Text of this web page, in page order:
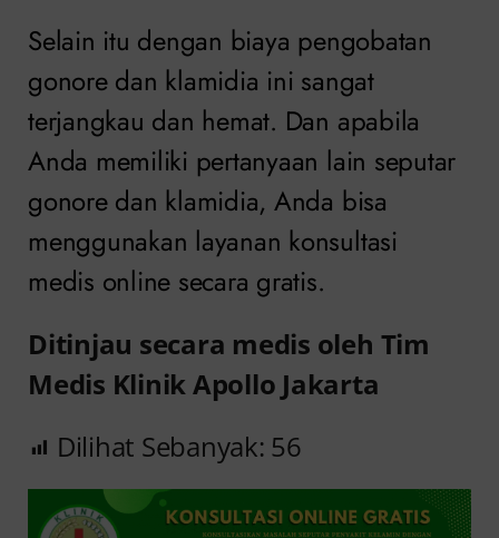
Selain itu dengan biaya pengobatan
gonore dan klamidia ini sangat
terjangkau dan hemat. Dan apabila
Anda memiliki pertanyaan lain seputar
gonore dan klamidia, Anda bisa
menggunakan layanan konsultasi
medis online secara gratis.
Ditinjau secara medis oleh Tim
Medis Klinik Apollo Jakarta
Dilihat Sebanyak: 56